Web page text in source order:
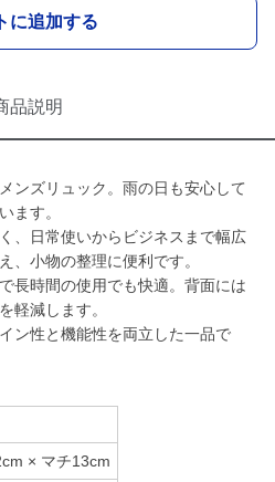
に追加する
品説明
ンズリュック。雨の日も安心して
ます。
、日常使いからビジネスまで幅広
、小物の整理に便利です。
長時間の使用でも快適。背面には
軽減します。
ン性と機能性を両立した一品で
× マチ13cm